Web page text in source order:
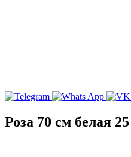
Роза 70 см белая